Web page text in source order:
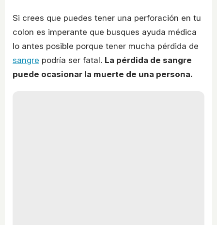
Si crees que puedes tener una perforación en tu
colon es imperante que busques ayuda médica
lo antes posible porque tener mucha pérdida de
sangre podría ser fatal. La pérdida de sangre
puede ocasionar la muerte de una persona.